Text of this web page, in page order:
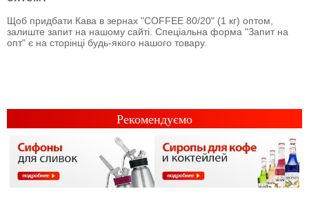
Щоб придбати Кава в зернах "COFFEE 80/20" (1 кг) оптом,
залиште запит на нашому сайті. Спеціальна форма "Запит на
опт" є на сторінці будь-якого нашого товару.
Рекомендуємо